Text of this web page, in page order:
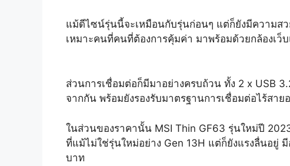
แม้ดีไซน์รุ่นนี้จะเหมือนกับรุ่นก่อนๆ แต่ก็ยังมีความส
เหมาะคนที่คนที่ต้องการคุ้มค่า มาพร้อมด้วยกล้องเ
ส่วนการเชื่อมต่อก็มีมาอย่างครบถ้วน ทั้ง 2 x USB
จากกัน พร้อมยังรองรับมาตรฐานการเชื่อมต่อไร้สา
ในส่วนของราคานั้น MSI Thin GF63 รุ่นใหม่ปี
ที่แม้ไม่ใช่รุ่นใหม่อย่าง Gen 13H แต่ก็ยังแรงลื่นอยู่
บาท